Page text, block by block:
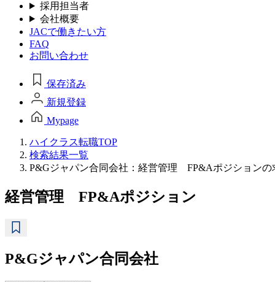
採用担当者
会社概要
JACで働きたい方
FAQ
お問い合わせ
保存済み
新規登録
Mypage
ハイクラス転職TOP
検索結果一覧
P&Gジャパン合同会社：経営管理 FP&Aポジションの
経営管理 FP&Aポジション
P&Gジャパン合同会社